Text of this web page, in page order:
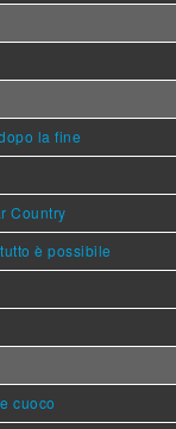
la fine
Country
è possibile
cuoco